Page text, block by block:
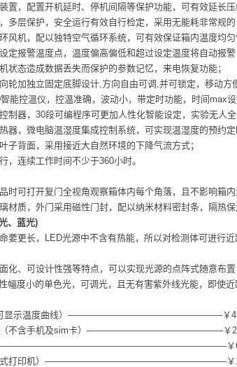
置，配置开机延时、停机间隔等保护功能，可有效延长压
多层保护，安全运行有效自行检定，采用无能耗非常规的
风机，配以独特空气循环系统，可有效保证箱内温度均匀
定报警温度点，温度偏高偏低和超过设定温度将自动报警
状态造成数据丢失而保护的参数记忆，来电恢复功能；
轮加独立固定底脚设计,方向自由可调,并可锁定，移动方
能控温仪，控温准确，波动小，带定时功能，时间max设
制器，30段可编程序可更加人性化智能设定，实验无人全
器，微电脑温湿度集成控制系统，可实现温湿度的预约定
子背面，采用接近大自然环境的下降气流方式；
，连续工作时间不少于360小时。
时可打开复门全视角观察箱体内每个角落，且不影响箱内
材质，外门采用磁性门封，配以纳米材料密封条，隔热保
、蓝光)
要更长，LED光源中不含有热能，所以对检测体可进行
化、可设计性强等特点，可以实现光源的点阵式随意布置
幅度小的单色光，可调光，且无有害紫外线光能，即使近
可显示温度曲线）—————————————————￥
统（不含手机及sim卡）———————————————￥
器——————————————————————————￥
入式打印机）————————————————————￥